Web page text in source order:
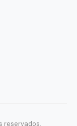
reservados.